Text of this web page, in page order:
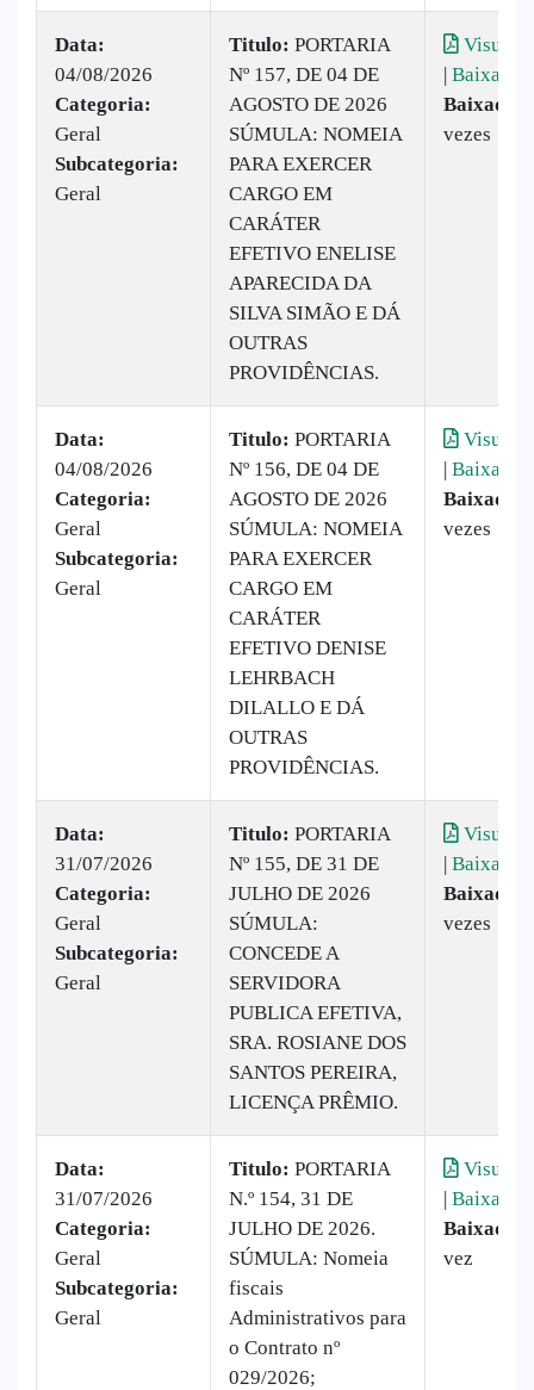
Data:
04/08/2026
Categoria:
Geral
Subcategoria:
Geral
Titulo: PORTARIA
Nº 157, DE 04 DE
AGOSTO DE 2026
SÚMULA: NOMEIA
PARA EXERCER
CARGO EM
CARÁTER
EFETIVO ENELISE
APARECIDA DA
SILVA SIMÃO E DÁ
OUTRAS
PROVIDÊNCIAS.
| Baixar
Baixado:
vezes
Data:
04/08/2026
Categoria:
Geral
Subcategoria:
Geral
Titulo: PORTARIA
Nº 156, DE 04 DE
AGOSTO DE 2026
SÚMULA: NOMEIA
PARA EXERCER
CARGO EM
CARÁTER
EFETIVO DENISE
LEHRBACH
DILALLO E DÁ
OUTRAS
PROVIDÊNCIAS.
| Baixar
Baixado:
vezes
Data:
31/07/2026
Categoria:
Geral
Subcategoria:
Geral
Titulo: PORTARIA
Nº 155, DE 31 DE
JULHO DE 2026
SÚMULA:
CONCEDE A
SERVIDORA
PUBLICA EFETIVA,
SRA. ROSIANE DOS
SANTOS PEREIRA,
LICENÇA PRÊMIO.
| Baixar
Baixado:
vezes
Data:
31/07/2026
Categoria:
Geral
Subcategoria:
Geral
Titulo: PORTARIA
N.º 154, 31 DE
JULHO DE 2026.
SÚMULA: Nomeia
fiscais
Administrativos para
o Contrato nº
029/2026;
| Baixar
Baixado:
vez